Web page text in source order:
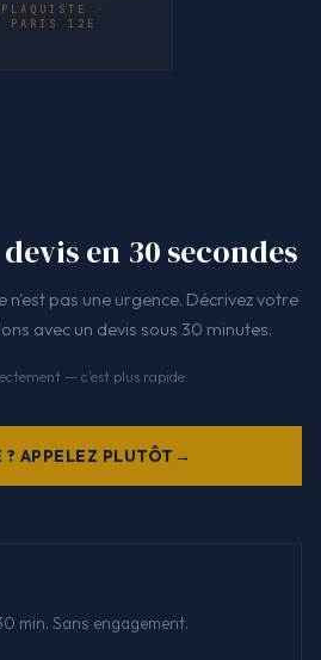
PLAQUISTE ·
PARIS 12E
en 30 secondes
n'est pas une urgence. Décrivez votre
avec un devis sous 30 minutes.
— c'est plus rapide.
? APPELEZ PLUTÔT
min. Sans engagement.